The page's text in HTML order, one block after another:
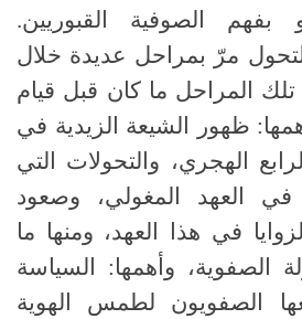
بفهم الصوفية القبوريين.
مرّ بمراحل عديدة خلال
المراحل ما كان قبل قيام
ظهور الشيعة الزيدية في
الهجري، والتحولات التي
العهد المغولي، وصعود
في هذا العهد، ومنها ما
الصفوية، وأهمها: السياسة
الصفويون لطمس الهوية